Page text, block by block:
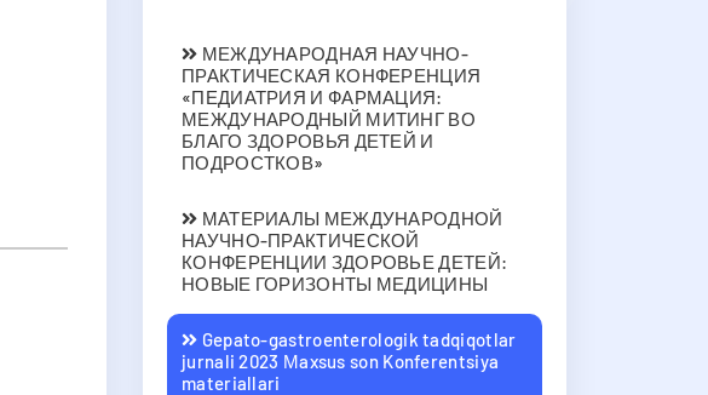
МЕЖДУНАРОДНАЯ НАУЧНО-
ПРАКТИЧЕСКАЯ КОНФЕРЕНЦИЯ
«ПЕДИАТРИЯ И ФАРМАЦИЯ:
МЕЖДУНАРОДНЫЙ МИТИНГ ВО
БЛАГО ЗДОРОВЬЯ ДЕТЕЙ И
ПОДРОСТКОВ»
МАТЕРИАЛЫ МЕЖДУНАРОДНОЙ
НАУЧНО-ПРАКТИЧЕСКОЙ
КОНФЕРЕНЦИИ ЗДОРОВЬЕ ДЕТЕЙ:
НОВЫЕ ГОРИЗОНТЫ МЕДИЦИНЫ
Gepato-gastroenterologik tadqiqotlar
jurnali 2023 Мaxsus son Konferentsiya
materiallari